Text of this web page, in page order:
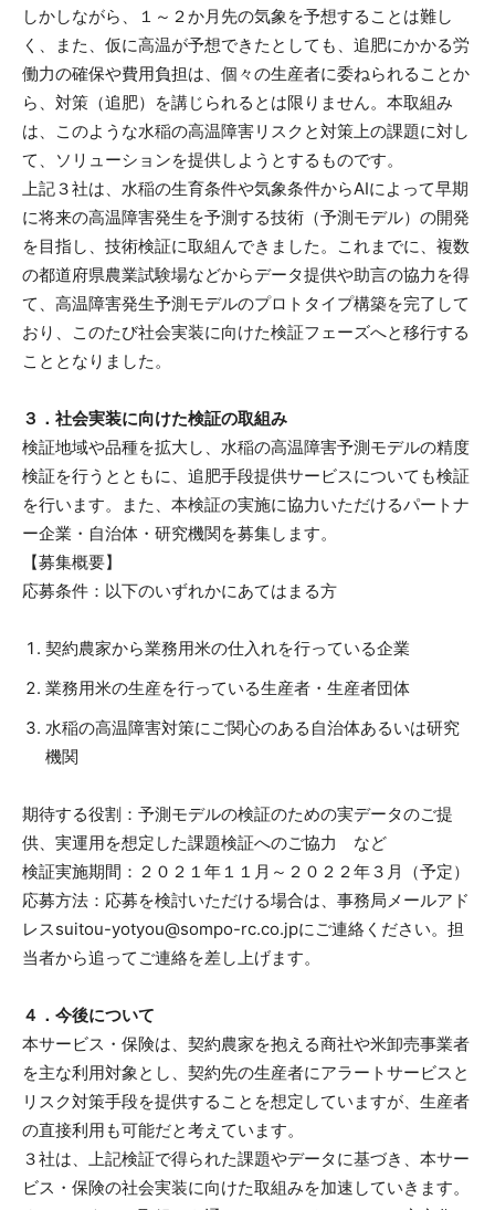
しかしながら、１～２か月先の気象を予想することは難し
く、また、仮に高温が予想できたとしても、追肥にかかる労
働力の確保や費用負担は、個々の生産者に委ねられることか
ら、対策（追肥）を講じられるとは限りません。本取組み
は、このような水稲の高温障害リスクと対策上の課題に対し
て、ソリューションを提供しようとするものです。
上記３社は、水稲の生育条件や気象条件からAIによって早期
に将来の高温障害発生を予測する技術（予測モデル）の開発
を目指し、技術検証に取組んできました。これまでに、複数
の都道府県農業試験場などからデータ提供や助言の協力を得
て、高温障害発生予測モデルのプロトタイプ構築を完了して
おり、このたび社会実装に向けた検証フェーズへと移行する
こととなりました。
３ ． 社会実装に向けた検証の取組み
検証地域や品種を拡大し、水稲の高温障害予測モデルの精度
検証を行うとともに、追肥手段提供サービスについても検証
を行います。また、本検証の実施に協力いただけるパートナ
ー企業・自治体・研究機関を募集します。
【募集概要】
応募条件：以下のいずれかにあてはまる方
契約農家から業務用米の仕入れを行っている企業
業務用米の生産を行っている生産者・生産者団体
水稲の高温障害対策にご関心のある自治体あるいは研究
機関
期待する役割：予測モデルの検証のための実データのご提
供、実運用を想定した課題検証へのご協力 など
検証実施期間：２０２１年１１月～２０２２年３月（予定）
応募方法：応募を検討いただける場合は、事務局メールアド
レスsuitou-yotyou@sompo-rc.co.jpにご連絡ください。担
当者から追ってご連絡を差し上げます。
４．今後について
本サービス・保険は、契約農家を抱える商社や米卸売事業者
を主な利用対象とし、契約先の生産者にアラートサービスと
リスク対策手段を提供することを想定していますが、生産者
の直接利用も可能だと考えています。
３社は、上記検証で得られた課題やデータに基づき、本サー
ビス・保険の社会実装に向けた取組みを加速していきます。